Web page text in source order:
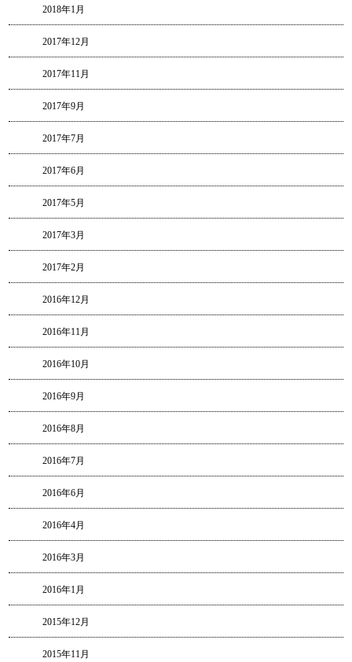
2018年1月
2017年12月
2017年11月
2017年9月
2017年7月
2017年6月
2017年5月
2017年3月
2017年2月
2016年12月
2016年11月
2016年10月
2016年9月
2016年8月
2016年7月
2016年6月
2016年4月
2016年3月
2016年1月
2015年12月
2015年11月